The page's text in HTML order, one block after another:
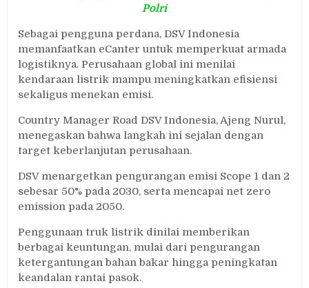
Polri
Sebagai pengguna perdana, DSV Indonesia
memanfaatkan eCanter untuk memperkuat armada
logistiknya. Perusahaan global ini menilai
kendaraan listrik mampu meningkatkan efisiensi
sekaligus menekan emisi.
Country Manager Road DSV Indonesia, Ajeng Nurul,
menegaskan bahwa langkah ini sejalan dengan
target keberlanjutan perusahaan.
DSV menargetkan pengurangan emisi Scope 1 dan 2
sebesar 50% pada 2030, serta mencapai net zero
emission pada 2050.
Penggunaan truk listrik dinilai memberikan
berbagai keuntungan, mulai dari pengurangan
ketergantungan bahan bakar hingga peningkatan
keandalan rantai pasok.